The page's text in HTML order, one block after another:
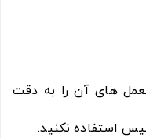
های آن را به دقت
استفاده نکنید.